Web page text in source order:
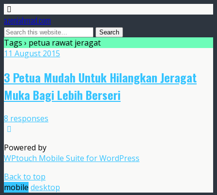
azeniahmad.com
Tags › petua rawat jeragat
11 August 2015
3 Petua Mudah Untuk Hilangkan Jeragat
Muka Bagi Lebih Berseri
8 responses
Powered by
WPtouch Mobile Suite for WordPress
Back to top
mobile desktop